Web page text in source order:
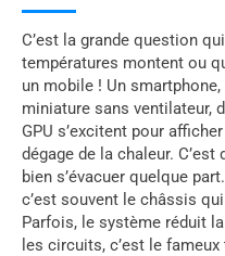
C’est la grande question
températures montent ou
un mobile ! Un
miniature sans ventilateur,
GPU s’excitent pour
dégage de la chaleur.
bien s’évacuer quelque
c’est souvent le châssis
Parfois, le système réduit
les circuits, c’est le